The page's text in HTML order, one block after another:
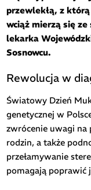
przewlekłą, z którą
wciąż mierzą się
lekarka
Sosnowcu.
Rewolucja w
Światowy Dzień
genetycznej w
zwrócenie uwagi na
rodzin, a także
przełamywanie
pomagają poprawić